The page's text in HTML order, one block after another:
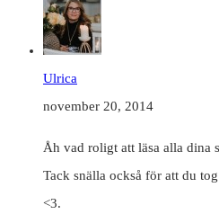
Ulrica
november 20, 2014
Åh vad roligt att läsa alla dina
Tack snälla också för att du
<3.